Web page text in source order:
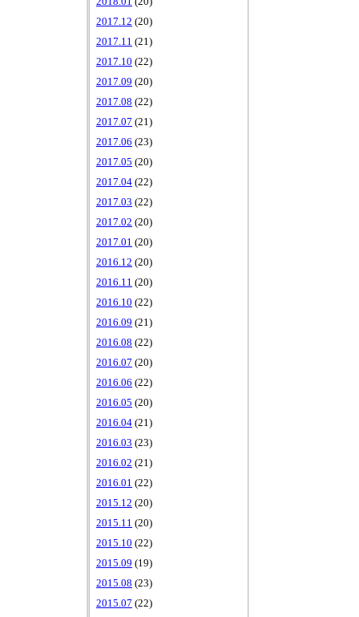
2017.12 (20)
2017.11 (21)
2017.10 (22)
2017.09 (20)
2017.08 (22)
2017.07 (21)
2017.06 (23)
2017.05 (20)
2017.04 (22)
2017.03 (22)
2017.02 (20)
2017.01 (20)
2016.12 (20)
2016.11 (20)
2016.10 (22)
2016.09 (21)
2016.08 (22)
2016.07 (20)
2016.06 (22)
2016.05 (20)
2016.04 (21)
2016.03 (23)
2016.02 (21)
2016.01 (22)
2015.12 (20)
2015.11 (20)
2015.10 (22)
2015.09 (19)
2015.08 (23)
2015.07 (22)